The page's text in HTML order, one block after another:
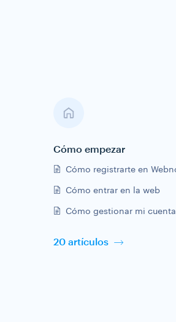
Cómo empezar
Cómo registrarte en
Cómo entrar en la web
Cómo gestionar mi cuenta
20 artículos